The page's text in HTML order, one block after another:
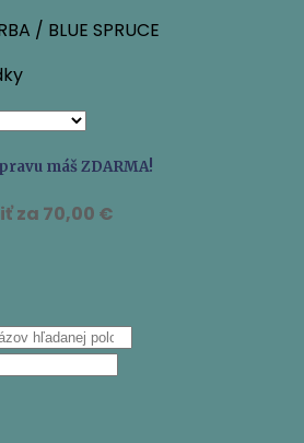
/ BLUE SPRUCE
Zoradené
najnovších
máš ZDARMA!
za 70,00 €